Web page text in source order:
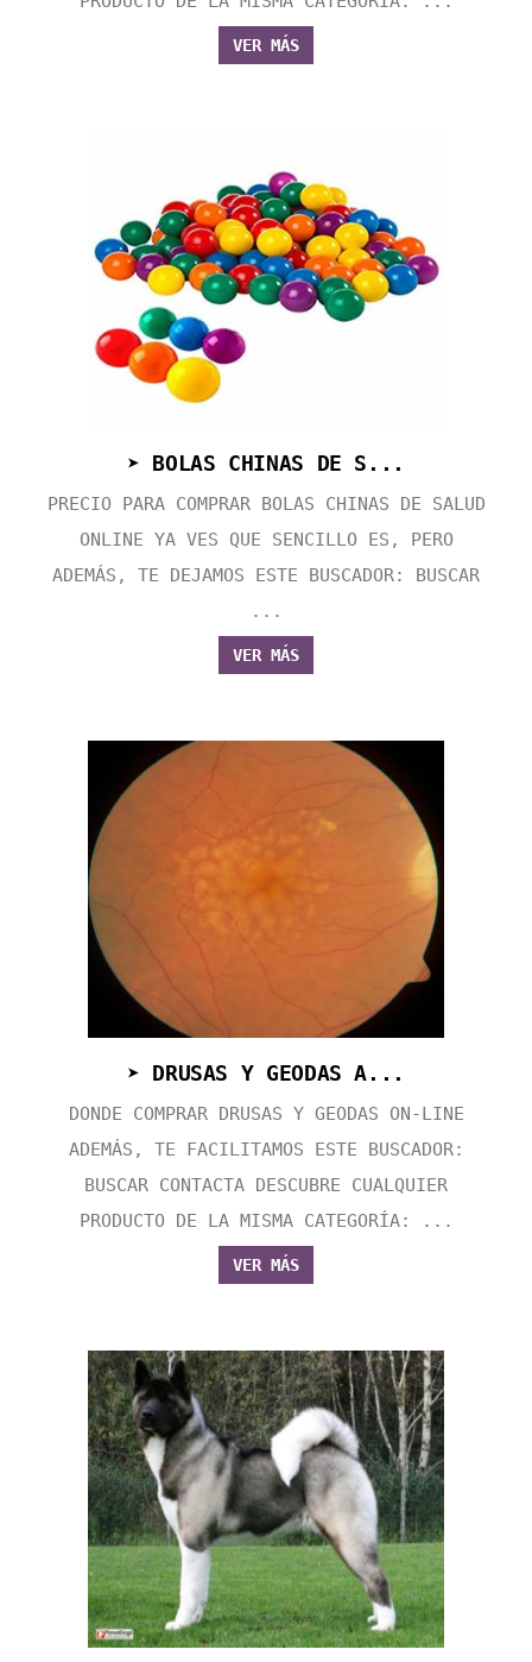
VER MÁS
➤ BOLAS CHINAS DE S...
PRECIO PARA COMPRAR BOLAS CHINAS DE SALUD
ONLINE YA VES QUE SENCILLO ES, PERO
ADEMÁS, TE DEJAMOS ESTE BUSCADOR: BUSCAR
...
VER MÁS
➤ DRUSAS Y GEODAS A...
DONDE COMPRAR DRUSAS Y GEODAS ON-LINE
ADEMÁS, TE FACILITAMOS ESTE BUSCADOR:
BUSCAR CONTACTA DESCUBRE CUALQUIER
PRODUCTO DE LA MISMA CATEGORÍA: ...
VER MÁS